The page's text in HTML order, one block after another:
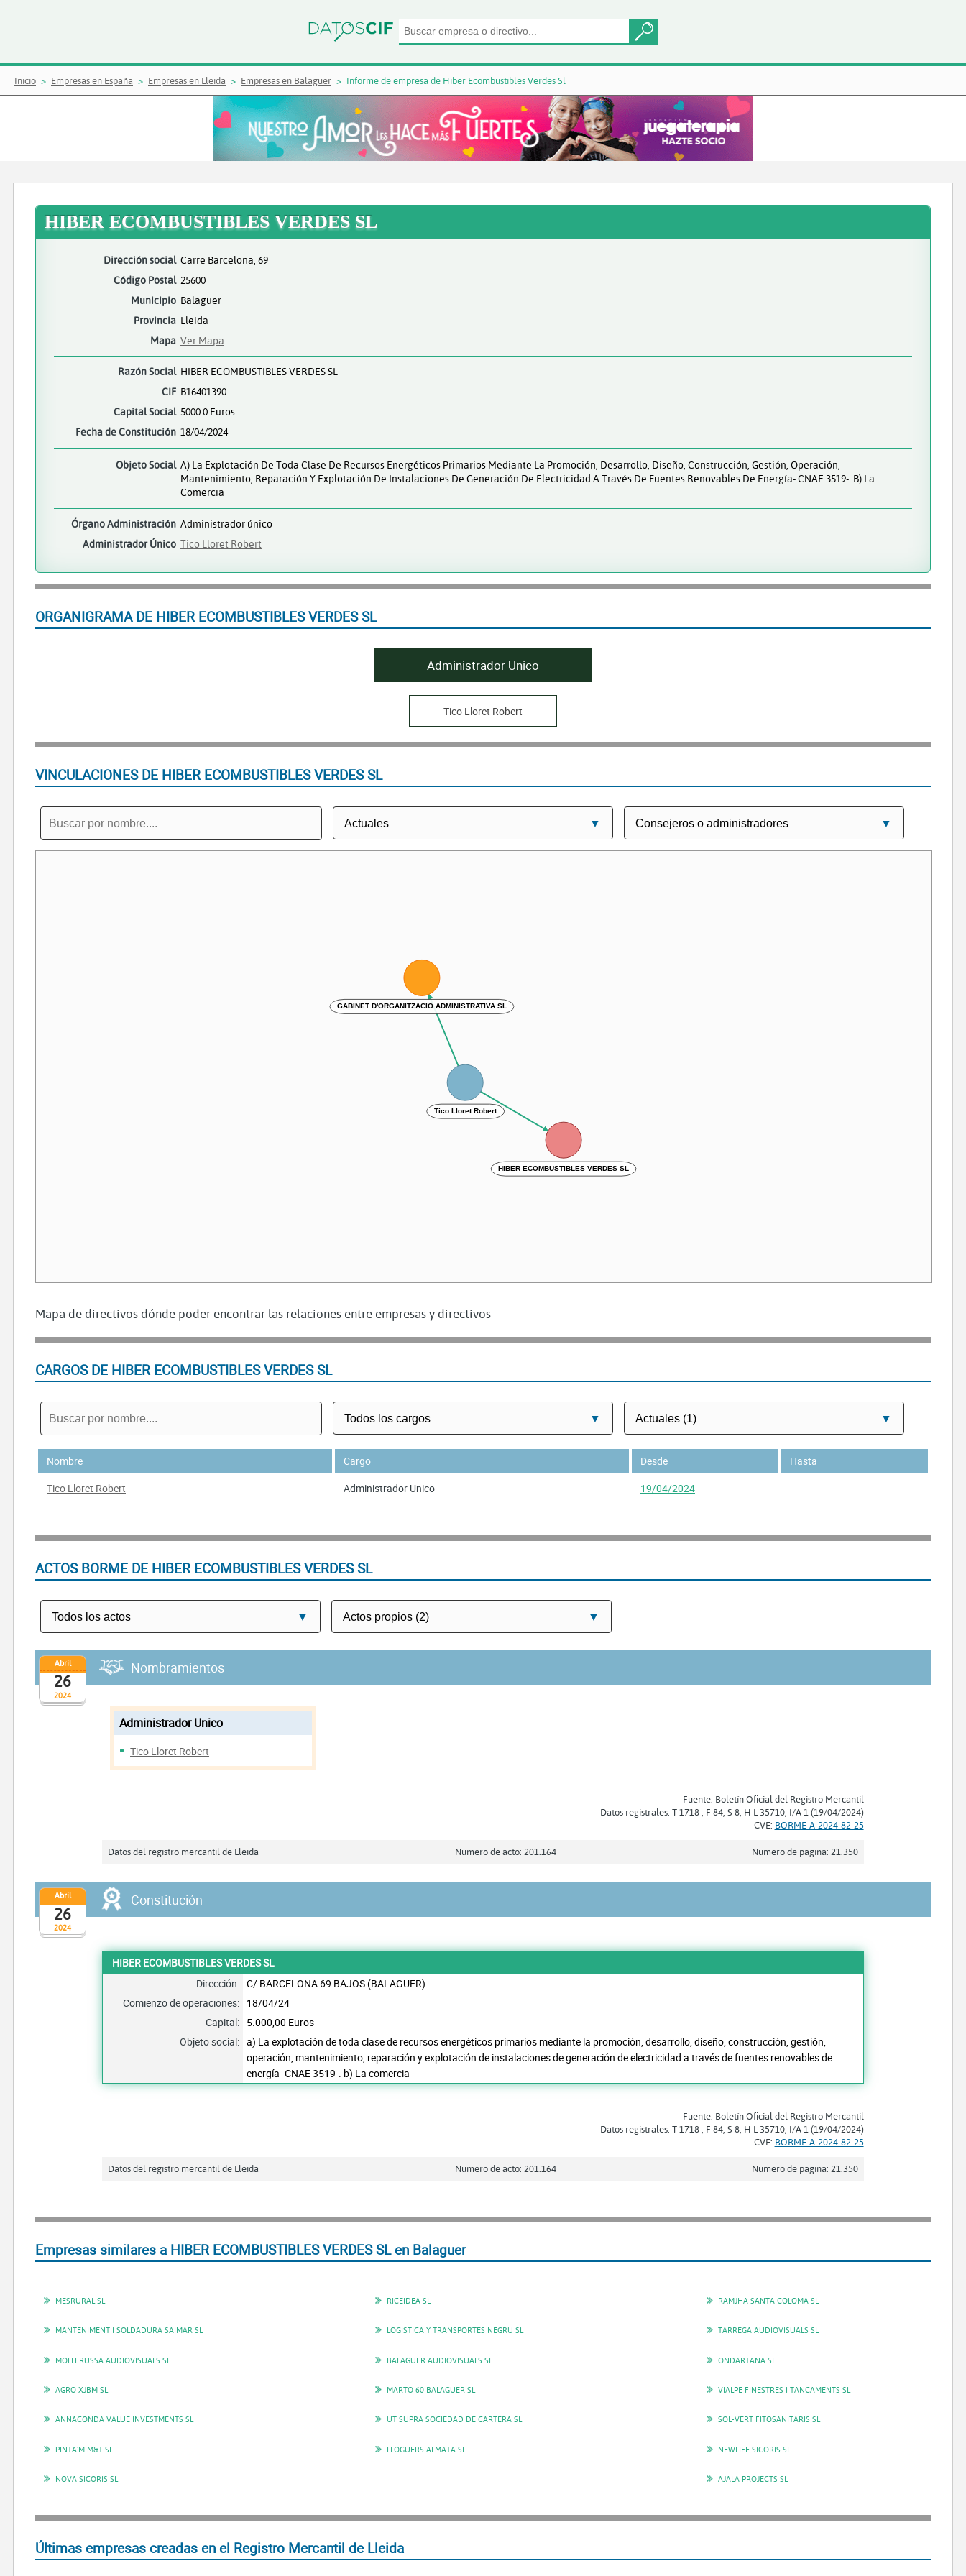
Inicio Empresas en España Empresas en Lleida Empresas en Balaguer Informe de empresa de Hiber Ecombustibles Verdes Sl
HIBER ECOMBUSTIBLES VERDES SL
Dirección social Carre Barcelona, 69
Código Postal 25600
Municipio Balaguer
Provincia Lleida
Mapa Ver Mapa
Razón Social HIBER ECOMBUSTIBLES VERDES SL
CIF B16401390
Capital Social 5000.0 Euros
Fecha de Constitución 18/04/2024
Objeto Social A) La Explotación De Toda Clase De Recursos Energéticos Primarios Mediante La Promoción, Desarrollo, Diseño, Construcción, Gestión, Operación,
Mantenimiento, Reparación Y Explotación De Instalaciones De Generación De Electricidad A Través De Fuentes Renovables De Energía- CNAE 3519-. B) La
Comercia
Órgano Administración Administrador único
Administrador Único Tico Lloret Robert
ORGANIGRAMA DE HIBER ECOMBUSTIBLES VERDES SL
Administrador Unico
Tico Lloret Robert
VINCULACIONES DE HIBER ECOMBUSTIBLES VERDES SL
HIBER ECOMBUSTIBLES VERDES SL
Tico Lloret Robert
GABINET D'ORGANITZACIO ADMINISTRATIVA SL
Mapa de directivos dónde poder encontrar las relaciones entre empresas y directivos
CARGOS DE HIBER ECOMBUSTIBLES VERDES SL
Nombre Cargo Desde
Hasta
Tico Lloret Robert
Administrador Unico 19/04/2024
ACTOS BORME DE HIBER ECOMBUSTIBLES VERDES SL
2024
Abril
26
Nombramientos
Administrador Unico
Tico Lloret Robert
Fuente: Boletín Oficial del Registro Mercantil
Datos registrales: T 1718 , F 84, S 8, H L 35710, I/A 1 (19/04/2024)
CVE: BORME-A-2024-82-25
Datos del registro mercantil de Lleida Número de acto: 201.164 Número de página: 21.350
2024
Abril
26
Constitución
HIBER ECOMBUSTIBLES VERDES SL
Dirección: C/ BARCELONA 69 BAJOS (BALAGUER)
Comienzo de operaciones: 18/04/24
Capital: 5.000,00 Euros
Objeto social: a) La explotación de toda clase de recursos energéticos primarios mediante la promoción, desarrollo, diseño, construcción, gestión,
operación, mantenimiento, reparación y explotación de instalaciones de generación de electricidad a través de fuentes renovables de
energía- CNAE 3519-. b) La comercia
Fuente: Boletín Oficial del Registro Mercantil
Datos registrales: T 1718 , F 84, S 8, H L 35710, I/A 1 (19/04/2024)
CVE: BORME-A-2024-82-25
Datos del registro mercantil de Lleida Número de acto: 201.164 Número de página: 21.350
Empresas similares a HIBER ECOMBUSTIBLES VERDES SL en Balaguer
MESRURAL SL RICEIDEA SL RAMJHA SANTA COLOMA SL
MANTENIMENT I SOLDADURA SAIMAR SL LOGISTICA Y TRANSPORTES NEGRU SL TARREGA AUDIOVISUALS SL
MOLLERUSSA AUDIOVISUALS SL BALAGUER AUDIOVISUALS SL ONDARTANA SL
AGRO XJBM SL MARTO 60 BALAGUER SL VIALPE FINESTRES I TANCAMENTS SL
ANNACONDA VALUE INVESTMENTS SL UT SUPRA SOCIEDAD DE CARTERA SL SOL-VERT FITOSANITARIS SL
PINTA'M M&T SL LLOGUERS ALMATA SL NEWLIFE SICORIS SL
NOVA SICORIS SL AJALA PROJECTS SL
Últimas empresas creadas en el Registro Mercantil de Lleida